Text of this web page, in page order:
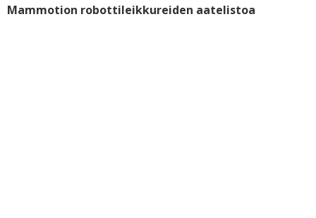
Mammotion robottileikkureiden aatelistoa